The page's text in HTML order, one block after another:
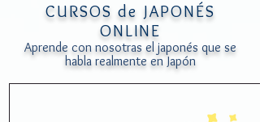
CURSOS de JAPONÉS
ONLINE
Aprende con nosotras el japonés que se
habla realmente en Japón